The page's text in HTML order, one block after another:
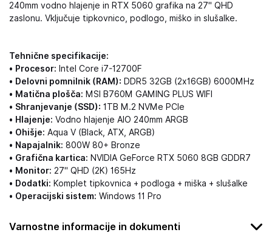
240mm vodno hlajenje in RTX 5060 grafika na 27" QHD
zaslonu. Vključuje tipkovnico, podlogo, miško in slušalke.
Tehnične specifikacije:
• Procesor: Intel Core i7-12700F
• Delovni pomnilnik (RAM): DDR5 32GB (2x16GB) 6000MHz
• Matična plošča: MSI B760M GAMING PLUS WIFI
• Shranjevanje (SSD): 1TB M.2 NVMe PCIe
• Hlajenje: Vodno hlajenje AIO 240mm ARGB
• Ohišje: Aqua V (Black, ATX, ARGB)
• Napajalnik: 800W 80+ Bronze
• Grafična kartica: NVIDIA GeForce RTX 5060 8GB GDDR7
• Monitor: 27" QHD (2K) 165Hz
• Dodatki: Komplet tipkovnica + podloga + miška + slušalke
• Operacijski sistem: Windows 11 Pro
Varnostne informacije in dokumenti